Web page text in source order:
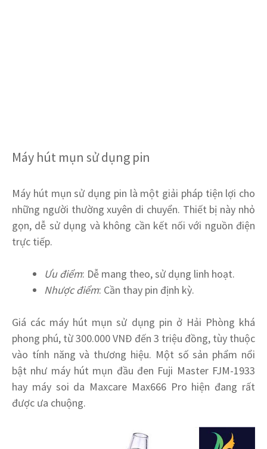
Máy hút mụn sử dụng pin
Máy hút mụn sử dụng pin là một giải pháp tiện lợi cho
những người thường xuyên di chuyển. Thiết bị này nhỏ
gọn, dễ sử dụng và không cần kết nối với nguồn điện
trực tiếp.
Ưu điểm: Dễ mang theo, sử dụng linh hoạt.
Nhược điểm: Cần thay pin định kỳ.
Giá các máy hút mụn sử dụng pin ở Hải Phòng khá
phong phú, từ 300.000 VNĐ đến 3 triệu đồng, tùy thuộc
vào tính năng và thương hiệu. Một số sản phẩm nổi
bật như máy hút mụn đầu đen Fuji Master FJM-1933
hay máy soi da Maxcare Max666 Pro hiện đang rất
được ưa chuộng.